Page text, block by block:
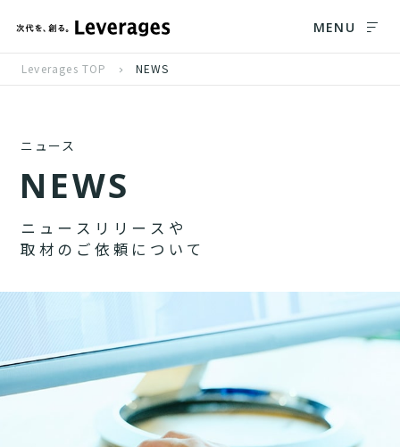
MENU
Leverages TOP NEWS
ニュース
NEWS
ニ ュ ー ス リ リ ー ス や
取 材 の ご 依 頼 に つ い て